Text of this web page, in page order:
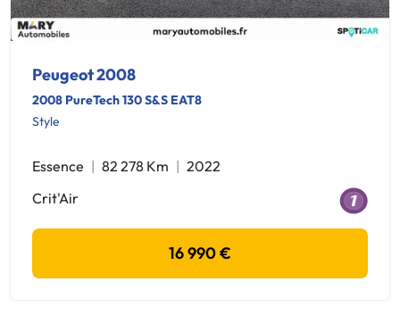
Peugeot 2008
2008 PureTech 130 S&S EAT8
Style
Essence 82 278 Km
2022
Crit'Air
16 990 €